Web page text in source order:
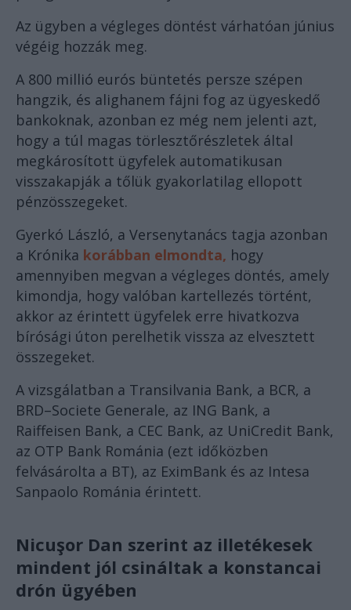
Az ügyben a végleges döntést várhatóan június
végéig hozzák meg.
A 800 millió eurós büntetés persze szépen
hangzik, és alighanem fájni fog az ügyeskedő
bankoknak, azonban ez még nem jelenti azt,
hogy a túl magas törlesztőrészletek által
megkárosított ügyfelek automatikusan
visszakapják a tőlük gyakorlatilag ellopott
pénzösszegeket.
Gyerkó László, a Versenytanács tagja azonban
a Krónika korábban elmondta, hogy
amennyiben megvan a végleges döntés, amely
kimondja, hogy valóban kartellezés történt,
akkor az érintett ügyfelek erre hivatkozva
bírósági úton perelhetik vissza az elvesztett
összegeket.
A vizsgálatban a Transilvania Bank, a BCR, a
BRD–Societe Generale, az ING Bank, a
Raiffeisen Bank, a CEC Bank, az UniCredit Bank,
az OTP Bank Románia (ezt időközben
felvásárolta a BT), az EximBank és az Intesa
Sanpaolo Románia érintett.
Nicuşor Dan szerint az illetékesek
mindent jól csináltak a konstancai
drón ügyében